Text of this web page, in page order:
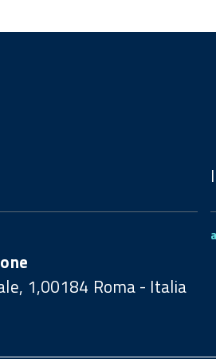
1,00184 Roma - Italia